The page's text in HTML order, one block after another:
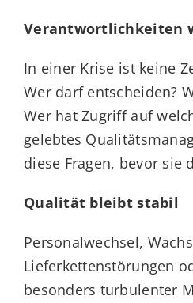
Verantwortlichkeiten
In einer Krise ist keine
Wer darf entscheiden?
Wer hat Zugriff auf
gelebtes
diese Fragen, bevor sie
Qualität bleibt stabil
Personalwechsel,
Lieferkettenstörungen
besonders turbulenter